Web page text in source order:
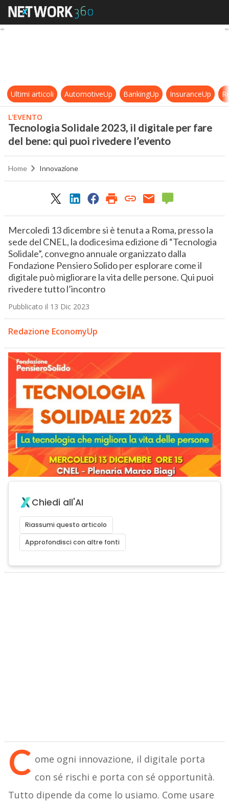
Tecnologia Solidale 2023, il
Ultimi articoli AutomotiveUp BankingUp InsuranceUp
L'EVENTO
Tecnologia Solidale 2023, il digitale per fare
del bene: qui puoi rivedere l’evento
Home Innovazione
Mercoledì 13 dicembre si è tenuta a Roma, presso la
sede del CNEL, la dodicesima edizione di “Tecnologia
Solidale”, convegno annuale organizzato dalla
Fondazione Pensiero Solido per esplorare come il
digitale può migliorare la vita delle persone. Qui puoi
rivedere tutto l’incontro
Pubblicato il 13 Dic 2023
Redazione EconomyUp
Chiedi all'AI
Riassumi questo articolo
Approfondisci con altre fonti
C ome ogni innovazione, il digitale porta
con sé rischi e porta con sé opportunità.
Tutto dipende da come lo usiamo. Come usare